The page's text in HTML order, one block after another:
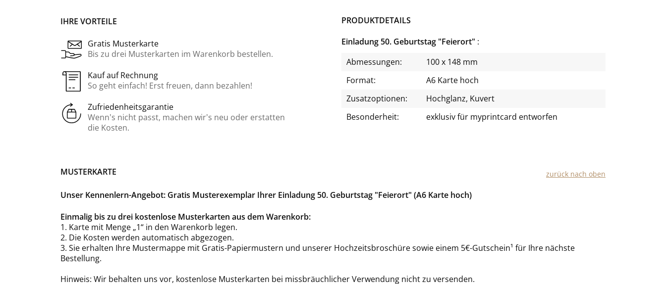
IHRE VORTEILE
Gratis Musterkarte
Bis zu drei Musterkarten im Warenkorb bestellen.
Kauf auf Rechnung
So geht einfach! Erst freuen, dann bezahlen!
Zufriedenheitsgarantie
Wenn’s nicht passt, machen wir’s neu oder erstatten
die Kosten.
PRODUKTDETAILS
Einladung 50. Geburtstag "Feierort"
Abmessungen:
100 x 148 mm
Format:
A6 Karte hoch
Zusatzoptionen:
Hochglanz, Kuvert
Besonderheit:
exklusiv für myprintcard entworfen
MUSTERKARTE zurück nach oben
Unser Kennenlern-Angebot: Gratis Musterexemplar Ihrer Einladung 50. Geburtstag "Feierort" (A6 Karte hoch)
Einmalig bis zu drei kostenlose Musterkarten aus dem Warenkorb:
1. Karte mit Menge „1“ in den Warenkorb legen.
2. Die Kosten werden automatisch abgezogen.
3. Sie erhalten Ihre Mustermappe mit Gratis-Papiermustern und unserer Hochzeitsbroschüre sowie einem 5€-Gutschein¹ für Ihre nächste
Bestellung.
Hinweis: Wir behalten uns vor, kostenlose Musterkarten bei missbräuchlicher Verwendung nicht zu versenden.